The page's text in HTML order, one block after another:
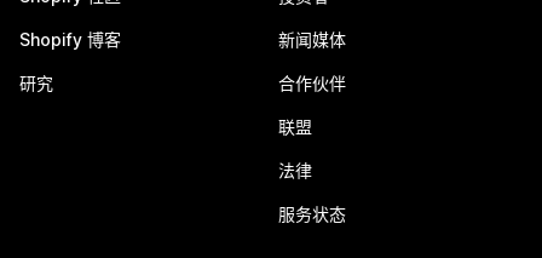
Shopify 博客
研究
新闻媒体
合作伙伴
联盟
法律
服务状态